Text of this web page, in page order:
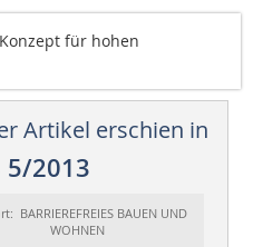
für hohen
Artikel erschien in
5/2013
BARRIEREFREIES BAUEN UND
WOHNEN